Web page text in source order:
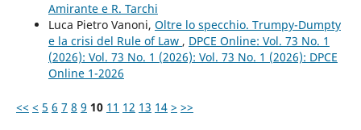
Amirante e R. Tarchi
Luca Pietro Vanoni, Oltre lo specchio. Trumpy-Dumpty
e la crisi del Rule of Law , DPCE Online: Vol. 73 No. 1
(2026): Vol. 73 No. 1 (2026): Vol. 73 No. 1 (2026): DPCE
Online 1-2026
<< < 5 6 7 8 9 10 11 12 13 14 > >>